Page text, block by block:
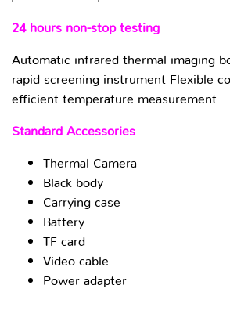
24 hours non-stop testing
Automatic infrared thermal imaging
rapid screening instrument Flexible
efficient temperature measurement
Standard Accessories
Thermal Camera
Black body
Carrying case
Battery
TF card
Video cable
Power adapter